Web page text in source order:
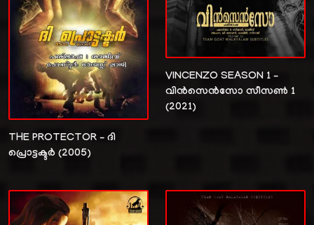
THE PROTECTOR – ദി
പ്രൊട്ടക്ടർ (2005)
VINCENZO SEASON 1 –
വിൻസെൻസോ സീസൺ 1
(2021)